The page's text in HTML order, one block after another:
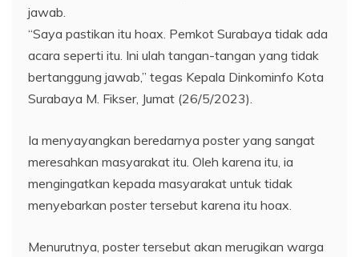
jawab.
“Saya pastikan itu hoax. Pemkot Surabaya tidak ada
acara seperti itu. Ini ulah tangan-tangan yang tidak
bertanggung jawab,” tegas Kepala Dinkominfo Kota
Surabaya M. Fikser, Jumat (26/5/2023).
Ia menyayangkan beredarnya poster yang sangat
meresahkan masyarakat itu. Oleh karena itu, ia
mengingatkan kepada masyarakat untuk tidak
menyebarkan poster tersebut karena itu hoax.
Menurutnya, poster tersebut akan merugikan warga